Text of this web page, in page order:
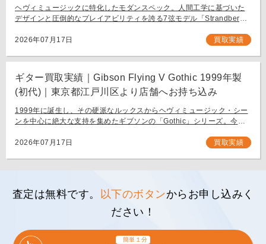
ヘヴィミュージックに特化したモダンスペック。人間工学に基づいた
デザインと圧倒的なプレイアビリティを誇る7弦モデル「Strandberg
タリスト […]
2026年07月17日 買取実績
ギター買取実績｜Gibson Flying V Gothic 1999年製
(初代)｜東京都江戸川区より店舗へお持ち込み
1999年に誕生し、その硬派なルックスからヘヴィミュージック・シー
ンを中心に絶大な支持を集めたギブソンの「Gothic」シリーズ。今回
[…]
2026年07月17日 買取実績
査定は無料です。 以下のボタンからお申し込みく
ださい！
簡単１分